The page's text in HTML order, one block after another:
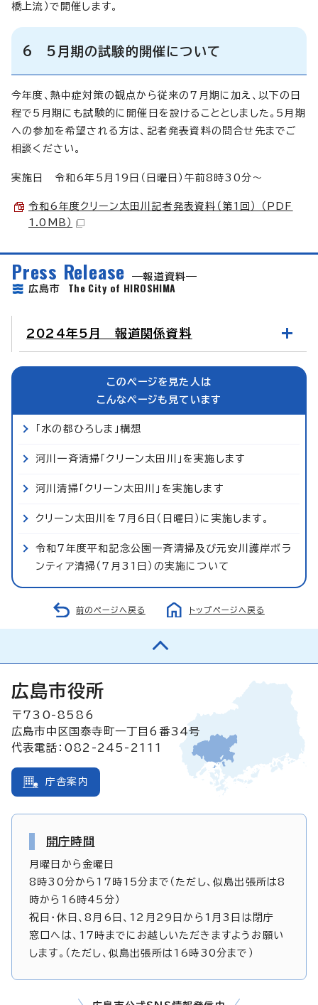
橋上流）で開催します。
6 5月期の試験的開催について
今年度、熱中症対策の観点から従来の7月期に加え、以下の日
程で5月期にも試験的に開催日を設けることとしました。5月期
への参加を希望される方は、記者発表資料の問合せ先までご
相談ください。
実施日 令和6年5月19日（日曜日）午前8時30分～
令和6年度クリーン太田川記者発表資料（第1回） （PDF
1.0MB）
Press Release
報道資料
広島市 The City of HIROSHIMA
2024年5月 報道関係資料
このページを見た人は
こんなページも見ています
「水の都ひろしま」構想
河川一斉清掃「クリーン太田川」を実施します
河川清掃「クリーン太田川」を実施します
クリーン太田川を7月6日（日曜日）に実施します。
令和7年度平和記念公園一斉清掃及び元安川護岸ボラ
ンティア清掃（7月31日）の実施について
前のページへ戻る トップページへ戻る
広島市役所
〒730-8586
広島市中区国泰寺町一丁目6番34号
代表電話：082-245-2111
庁舎案内
開庁時間
月曜日から金曜日
8時30分から17時15分まで（ただし、似島出張所は8
時から16時45分）
祝日・休日、8月6日、12月29日から1月3日は閉庁
窓口へは、17時までにお越しいただきますようお願い
します。（ただし、似島出張所は16時30分まで）